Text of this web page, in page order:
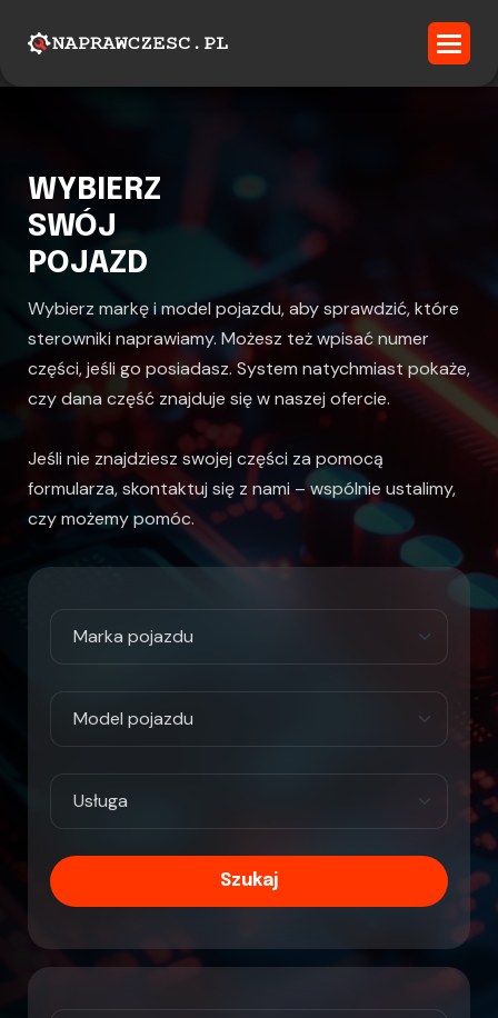
WYBIERZ
SWÓJ
POJAZD
Wybierz markę i model pojazdu, aby sprawdzić, które
sterowniki naprawiamy. Możesz też wpisać numer
części, jeśli go posiadasz. System natychmiast pokaże,
czy dana część znajduje się w naszej ofercie.
Jeśli nie znajdziesz swojej części za pomocą
formularza, skontaktuj się z nami – wspólnie ustalimy,
czy możemy pomóc.
Szukaj